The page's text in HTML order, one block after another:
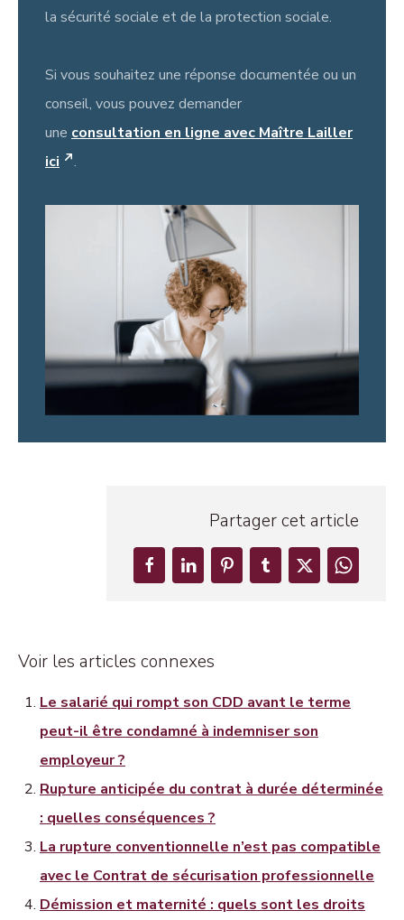
la sécurité sociale et de la protection sociale.
Si vous souhaitez une réponse documentée ou un
conseil, vous pouvez demander
une consultation en ligne avec Maître Lailler
ici
.
Partager cet article
Voir les articles connexes
Le salarié qui rompt son CDD avant le terme
peut-il être condamné à indemniser son
employeur ?
Rupture anticipée du contrat à durée déterminée
: quelles conséquences ?
La rupture conventionnelle n’est pas compatible
avec le Contrat de sécurisation professionnelle
Démission et maternité : quels sont les droits